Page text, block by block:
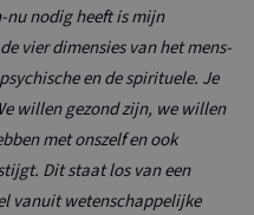
nu nodig heeft is mijn
vier dimensies van het mens-
en de spirituele. Je
willen gezond zijn, we willen
met onszelf en ook
Dit staat los van een
vanuit wetenschappelijke